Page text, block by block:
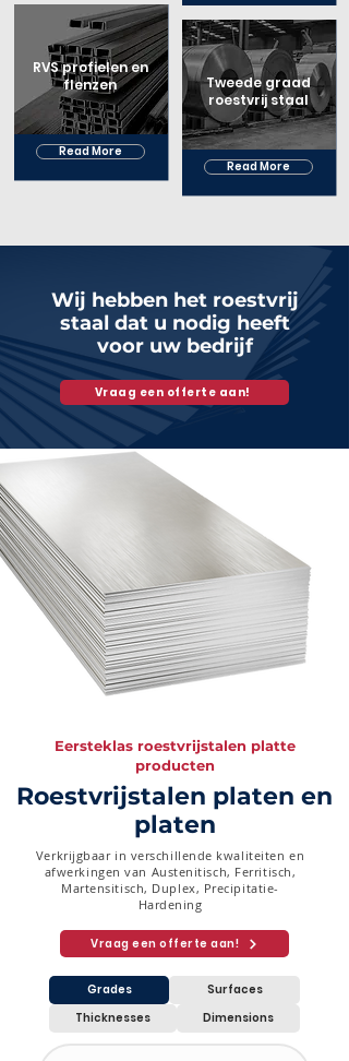
RVS profielen en
flenzen
Read More
Tweede graad
roestvrij staal
Read More
Wij hebben het roestvrij
staal dat u nodig heeft
voor uw bedrijf
Vraag een offerte aan!
Eersteklas roestvrijstalen platte
producten
Roestvrijstalen platen en
platen
Verkrijgbaar in verschillende kwaliteiten en
afwerkingen van Austenitisch, Ferritisch,
Martensitisch, Duplex, Precipitatie-
Hardening
Vraag een offerte aan!
Grades
Surfaces
Thicknesses
Dimensions